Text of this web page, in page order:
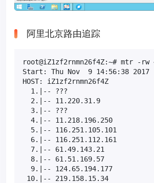
阿里北京路由追踪
root@iZ1zf2rnmn26f4Z:~# mtr -rw
Start: Thu Nov  9 14:56:38 2017
HOST: iZ1zf2rnmn26f4Z
1.|-- ???
2.|-- 11.220.31.9
3.|-- ???
4.|-- 11.218.196.250
5.|-- 116.251.105.101
6.|-- 116.251.112.161
7.|-- 61.49.143.21
8.|-- 61.51.169.57
9.|-- 124.65.194.177
10.|-- 219.158.15.34